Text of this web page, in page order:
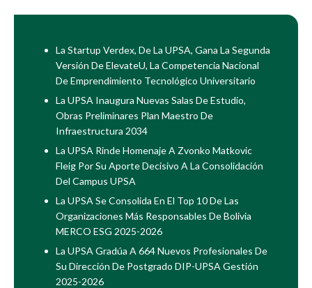
La Startup Verdex, De La UPSA, Gana La Segunda
Versión De ElevateU, La Competencia Nacional
De Emprendimiento Tecnológico Universitario
La UPSA Inaugura Nuevas Salas De Estudio,
Obras Preliminares Plan Maestro De
Infraestructura 2034
La UPSA Rinde Homenaje A Zvonko Matkovic
Fleig Por Su Aporte Decisivo A La Consolidación
Del Campus UPSA
La UPSA Se Consolida En El Top 10 De Las
Organizaciones Más Responsables De Bolivia
MERCO ESG 2025-2026
La UPSA Gradúa A 664 Nuevos Profesionales De
Su Dirección De Postgrado DIP-UPSA Gestión
2025-2026